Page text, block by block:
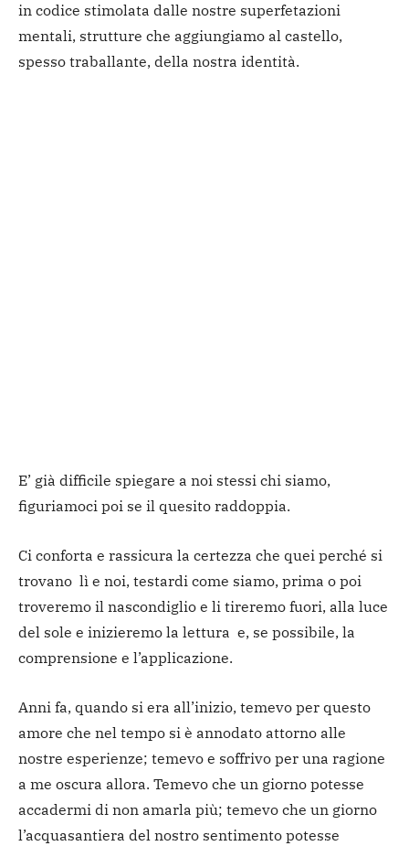
in codice stimolata dalle nostre superfetazioni
mentali, strutture che aggiungiamo al castello,
spesso traballante, della nostra identità.
E’ già difficile spiegare a noi stessi chi siamo,
figuriamoci poi se il quesito raddoppia.
Ci conforta e rassicura la certezza che quei perché si
trovano lì e noi, testardi come siamo, prima o poi
troveremo il nascondiglio e li tireremo fuori, alla luce
del sole e inizieremo la lettura e, se possibile, la
comprensione e l’applicazione.
Anni fa, quando si era all’inizio, temevo per questo
amore che nel tempo si è annodato attorno alle
nostre esperienze; temevo e soffrivo per una ragione
a me oscura allora. Temevo che un giorno potesse
accadermi di non amarla più; temevo che un giorno
l’acquasantiera del nostro sentimento potesse